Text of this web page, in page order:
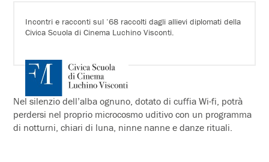
Incontri e racconti sul ‘68 raccolti dagli allievi diplomati della
Civica Scuola di Cinema Luchino Visconti.
Nel silenzio dell’alba ognuno, dotato di cuffia Wi-fi, potrà
perdersi nel proprio microcosmo uditivo con un programma
di notturni, chiari di luna, ninne nanne e danze rituali.